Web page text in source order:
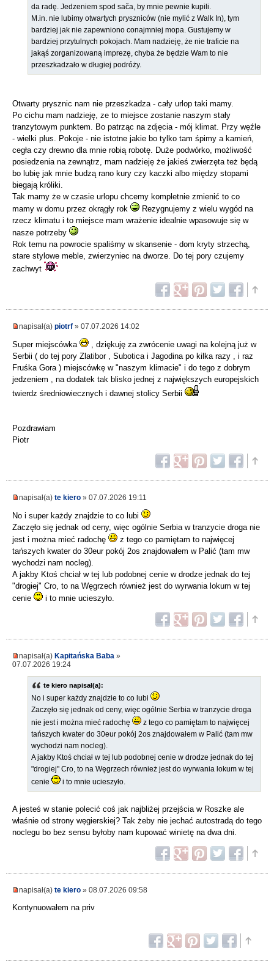
da radę. Jedzeniem spod sača, by mnie pewnie kupili.
M.in. nie lubimy otwartych pryszniców (nie mylić z Walk In), tym
bardziej jak nie zapewniono conajmniej mopa. Gustujemy w
bardziej przytulnych pokojach. Mam nadzieję, że nie traficie na
jakąś zorganizowaną imprezę, chyba że będzie Wam to nie
przeszkadzało w długiej podróży.
Otwarty prysznic nam nie przeszkadza - cały urlop taki mamy.
Po cichu mam nadzieję, ze to miejsce zostanie naszym stały
tranzytowym punktem. Bo patrząc na zdjęcia - mój klimat. Przy węźle
- wielki plus. Pokoje - nie istotne jakie bo tylko tam śpimy a kamień,
cegła czy drewno dla mnie robią robotę. Duże podwórko, możliwość
posiedzenia na zewnątrz, mam nadzieję że jakieś zwierzęta też będą
bo lubię jak mnie budzą rano kury czy kaczki albo między stopami
biegają króliki.
Tak mamy że w czasie urlopu chcemy kompletnie zmienić to co
mamy w domu przez okrągły rok
Rezygnujemy z wielu wygód na
rzecz klimatu i to miejsce mam wrażenie idealnie wpasowuje się w
nasze potrzeby
Rok temu na powrocie spaliśmy w skansenie - dom kryty strzechą,
stare stylowe meble, zwierzyniec na dworze. Do tej pory czujemy
zachwyt
napisał(a) piotrf » 07.07.2026 14:02
Super miejscówka
, dziękuję za zwrócenie uwagi na kolejną już w
Serbii ( do tej pory Zlatibor , Subotica i Jagodina po kilka razy , i raz
Fruśka Gora ) miejscówkę w "naszym klimacie" i do tego z dobrym
jedzeniem , na dodatek tak blisko jednej z największych europejskich
twierdz średniowiecznych i dawnej stolicy Serbii
Pozdrawiam
Piotr
napisał(a) te kiero » 07.07.2026 19:11
No i super każdy znajdzie to co lubi
Zaczęło się jednak od ceny, więc ogólnie Serbia w tranzycie droga nie
jest i można mieć radochę
z tego co pamiętam to najwięcej
tańszych kwater do 30eur pokój 2os znajdowałem w Palić (tam mw
wychodzi nam nocleg).
A jakby Ktoś chciał w tej lub podobnej cenie w drodze jednak do tej
"drogiej" Cro, to na Węgrzech również jest do wyrwania lokum w tej
cenie
i to mnie ucieszyło.
napisał(a) Kapitańska Baba »
07.07.2026 19:24
te kiero napisał(a):
No i super każdy znajdzie to co lubi
Zaczęło się jednak od ceny, więc ogólnie Serbia w tranzycie droga
nie jest i można mieć radochę
z tego co pamiętam to najwięcej
tańszych kwater do 30eur pokój 2os znajdowałem w Palić (tam mw
wychodzi nam nocleg).
A jakby Ktoś chciał w tej lub podobnej cenie w drodze jednak do tej
"drogiej" Cro, to na Węgrzech również jest do wyrwania lokum w tej
cenie
i to mnie ucieszyło.
A jesteś w stanie polecić coś jak najbliżej przejścia w Roszke ale
właśnie od strony węgierskiej? Tak żeby nie jechać autostradą do tego
noclegu bo bez sensu byłoby nam kupować winietę na dwa dni.
napisał(a) te kiero » 08.07.2026 09:58
Kontynuowałem na priv